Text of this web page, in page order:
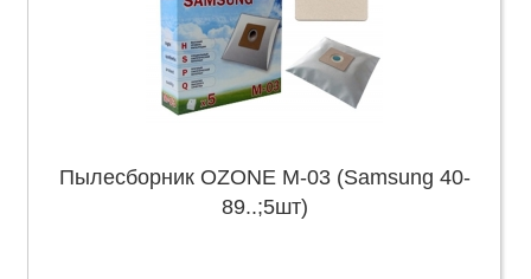
Пылесборник OZONE M-03 (Samsung 40-
89..;5шт)